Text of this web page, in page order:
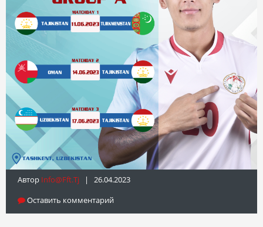
Автор Info@fft.tj | 26.04.2023
Оставить комментарий